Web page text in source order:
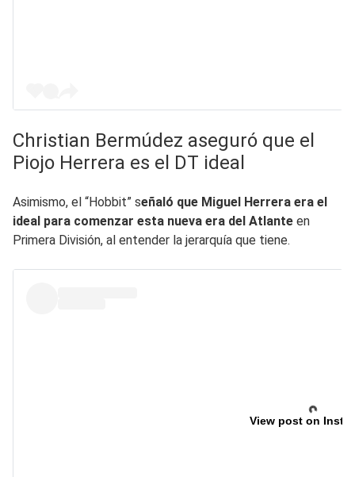
Christian Bermúdez aseguró que el
Piojo Herrera es el DT ideal
Asimismo, el “Hobbit” señaló que Miguel Herrera era el
ideal para comenzar esta nueva era del Atlante en
Primera División, al entender la jerarquía que tiene.
View post on